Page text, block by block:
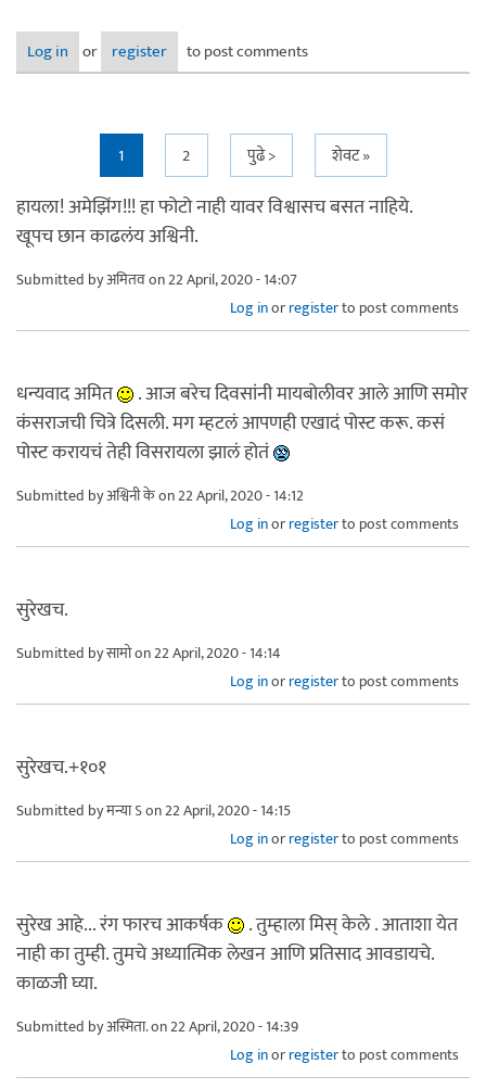
Log in or register to post comments
1 2 पुढे > शेवट »
हायला! अमेझिंग!!! हा फोटो नाही यावर विश्वासच बसत नाहिये.
खूपच छान काढलंय अश्विनी.
Submitted byअमितवon 22 April, 2020 - 14:07
Log inorregisterto post comments
धन्यवाद अमित
. आज बरेच दिवसांनी मायबोलीवर आले आणि समोर
कंसराजची चित्रे दिसली. मग म्हटलं आपणही एखादं पोस्ट करू. कसं
पोस्ट करायचं तेही विसरायला झालं होतं
Submitted byअश्विनी केon 22 April, 2020 - 14:12
Log inorregisterto post comments
सुरेखच.
Submitted byसामोon 22 April, 2020 - 14:14
Log inorregisterto post comments
सुरेखच.+१०१
Submitted byमन्या ऽon 22 April, 2020 - 14:15
Log inorregisterto post comments
सुरेख आहे... रंग फारच आकर्षक
. तुम्हाला मिस् केले . आताशा येत
नाही का तुम्ही. तुमचे अध्यात्मिक लेखन आणि प्रतिसाद आवडायचे.
काळजी घ्या.
Submitted byअस्मिता.on 22 April, 2020 - 14:39
Log inorregisterto post comments